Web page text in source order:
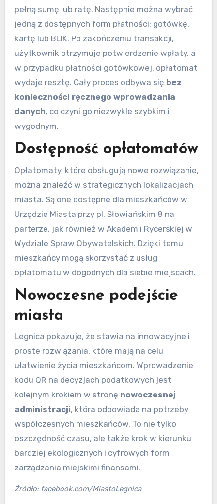
pełną sumę lub ratę. Następnie można wybrać
jedną z dostępnych form płatności: gotówkę,
kartę lub BLIK. Po zakończeniu transakcji,
użytkownik otrzymuje potwierdzenie wpłaty, a
w przypadku płatności gotówkowej, opłatomat
wydaje resztę. Cały proces odbywa się bez
konieczności ręcznego wprowadzania
danych, co czyni go niezwykle szybkim i
wygodnym.
Dostępność opłatomatów
Opłatomaty, które obsługują nowe rozwiązanie,
można znaleźć w strategicznych lokalizacjach
miasta. Są one dostępne dla mieszkańców w
Urzędzie Miasta przy pl. Słowiańskim 8 na
parterze, jak również w Akademii Rycerskiej w
Wydziale Spraw Obywatelskich. Dzięki temu
mieszkańcy mogą skorzystać z usług
opłatomatu w dogodnych dla siebie miejscach.
Nowoczesne podejście
miasta
Legnica pokazuje, że stawia na innowacyjne i
proste rozwiązania, które mają na celu
ułatwienie życia mieszkańcom. Wprowadzenie
kodu QR na decyzjach podatkowych jest
kolejnym krokiem w stronę nowoczesnej
administracji, która odpowiada na potrzeby
współczesnych mieszkańców. To nie tylko
oszczędność czasu, ale także krok w kierunku
bardziej ekologicznych i cyfrowych form
zarządzania miejskimi finansami.
Źródło: facebook.com/MiastoLegnica